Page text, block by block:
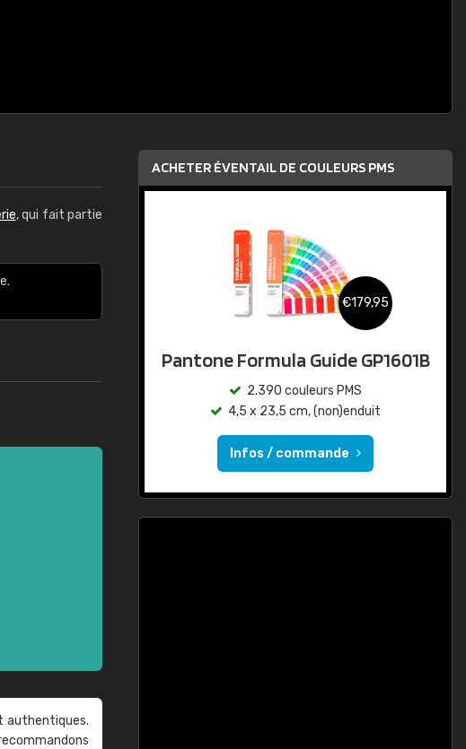
, qui fait partie
authentiques.
ACHETER ÉVENTAIL DE COULEURS PMS
€179,95
Pantone Formula Guide GP1601B
2.390 couleurs PMS
4,5 x 23,5 cm, (non)enduit
Infos / commande